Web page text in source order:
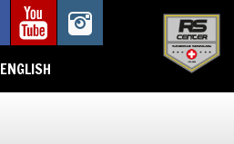
ENGLISH